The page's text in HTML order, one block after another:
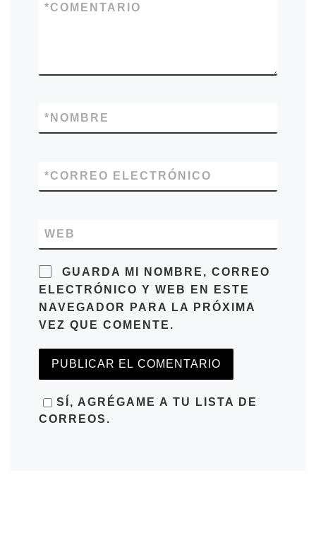
COMENTARIO
*
NOMBRE
*
CORREO ELECTRÓNICO
*
WEB
GUARDA MI NOMBRE, CORREO
ELECTRÓNICO Y WEB EN ESTE
NAVEGADOR PARA LA PRÓXIMA
VEZ QUE COMENTE.
SÍ, AGRÉGAME A TU LISTA DE
CORREOS.